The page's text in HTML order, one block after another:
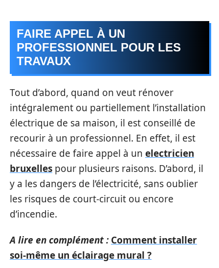
FAIRE APPEL À UN
PROFESSIONNEL POUR LES
TRAVAUX
Tout d’abord, quand on veut rénover
intégralement ou partiellement l’installation
électrique de sa maison, il est conseillé de
recourir à un professionnel. En effet, il est
nécessaire de faire appel à un electricien
bruxelles pour plusieurs raisons. D’abord, il
y a les dangers de l’électricité, sans oublier
les risques de court-circuit ou encore
d’incendie.
A lire en complément : Comment installer
soi-même un éclairage mural ?